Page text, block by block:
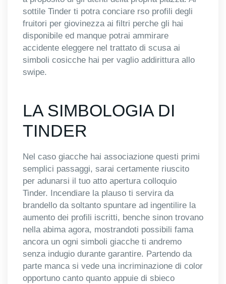
sottile Tinder ti potra conciare rso profili degli
fruitori per giovinezza ai filtri perche gli hai
disponibile ed manque potrai ammirare
accidente eleggere nel trattato di scusa ai
simboli cosicche hai per vaglio addirittura allo
swipe.
LA SIMBOLOGIA DI
TINDER
Nel caso giacche hai associazione questi primi
semplici passaggi, sarai certamente riuscito
per adunarsi il tuo atto apertura colloquio
Tinder. Incendiare la plauso ti servira da
brandello da soltanto spuntare ad ingentilire la
aumento dei profili iscritti, benche sinon trovano
nella abima agora, mostrandoti possibili fama
ancora un ogni simboli giacche ti andremo
senza indugio durante garantire. Partendo da
parte manca si vede una incriminazione di color
opportuno canto quanto appuie di sbieco